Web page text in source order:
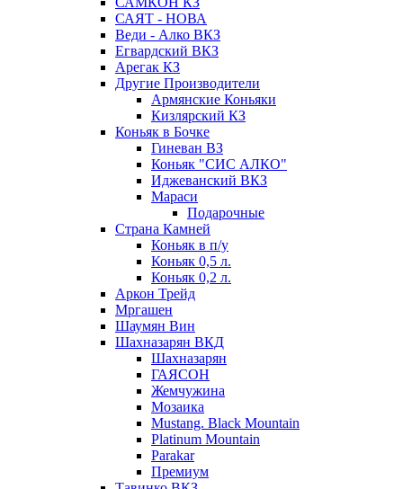
САЯТ - НОВА
Веди - Алко ВКЗ
Егвардский ВКЗ
Арегак КЗ
Другие Производители
Армянские Коньяки
Кизлярский КЗ
Коньяк в Бочке
Гиневан ВЗ
Коньяк "СИС АЛКО"
Иджеванский ВКЗ
Мараси
Подарочные
Страна Камней
Коньяк в п/у
Коньяк 0,5 л.
Коньяк 0,2 л.
Аркон Трейд
Мргашен
Шаумян Вин
Шахназарян ВКД
Шахназарян
ГАЯСОН
Жемчужина
Мозаика
Mustang. Black Mountain
Platinum Mountain
Parakar
Премиум